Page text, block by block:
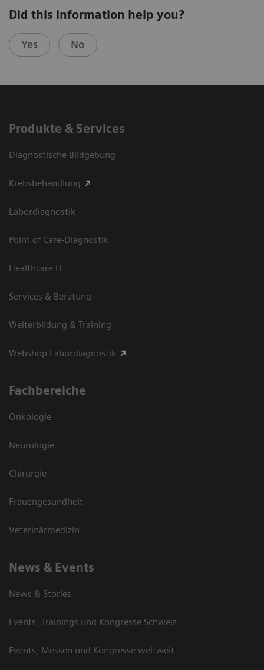
Did this information help you?
Yes No
Produkte & Services
Diagnostische Bildgebung
Krebsbehandlung
Labordiagnostik
Point of Care-Diagnostik
Healthcare IT
Services & Beratung
Weiterbildung & Training
Webshop Labordiagnostik
Fachbereiche
Onkologie
Neurologie
Chirurgie
Frauengesundheit
Veterinärmedizin
News & Events
News & Stories
Events, Trainings und Kongresse Schweiz
Events, Messen und Kongresse weltweit